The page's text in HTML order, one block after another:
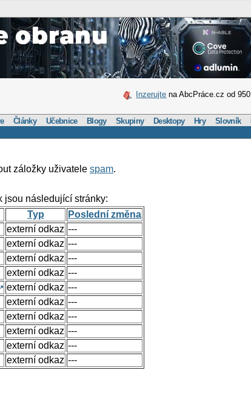
Inzerujte na AbcPráce.cz od
Články Učebnice Blogy Skupiny Desktopy Hry Slovník
záložky uživatelespam.
jsou následující stránky:
Typ
Poslední změna
externí odkaz ---
externí odkaz ---
externí odkaz ---
externí odkaz ---
externí odkaz ---
externí odkaz ---
externí odkaz ---
externí odkaz ---
externí odkaz ---
externí odkaz ---